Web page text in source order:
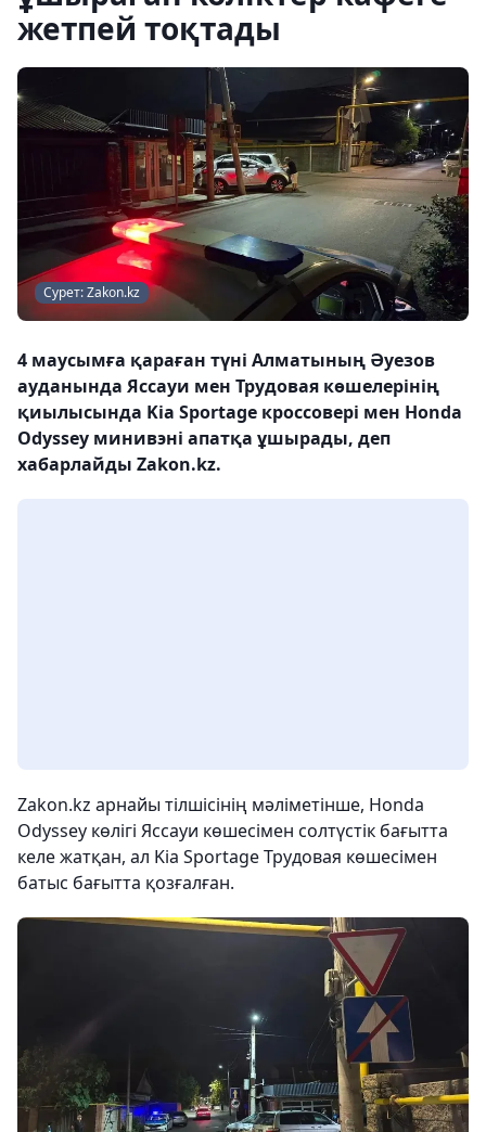
жетпей тоқтады
Сурет: Zakon.kz
4 маусымға қараған түні Алматының Әуезов
ауданында Яссауи мен Трудовая көшелерінің
қиылысында Kia Sportage кроссовері мен Honda
Odyssey минивэні апатқа ұшырады, деп
хабарлайды Zakon.kz.
Zakon.kz арнайы тілшісінің мәліметінше, Honda
Odyssey көлігі Яссауи көшесімен солтүстік бағытта
келе жатқан, ал Kia Sportage Трудовая көшесімен
батыс бағытта қозғалған.